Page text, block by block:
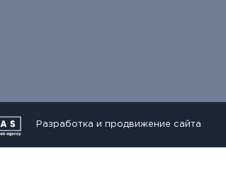
Разработка и продвижение сайта